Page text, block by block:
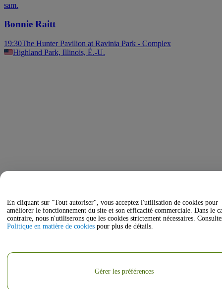
sam.
Bonnie Raitt
19:30The Hunter Pavilion at Ravinia Park - Complex
Highland Park, Illinois, É.-U.
En cliquant sur "Tout autoriser", vous acceptez l'utilisation de cookies pour
améliorer le fonctionnement du site et son efficacité commerciale. Dans le
contraire, nous n'utiliserons que les cookies strictement nécessaires.
Politique en matière de cookies pour plus de détails.
Gérer les préférences